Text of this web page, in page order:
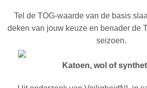
Tel de TOG-waarde van de basis
deken van jouw keuze en benader de
seizoen.
Katoen, wol of